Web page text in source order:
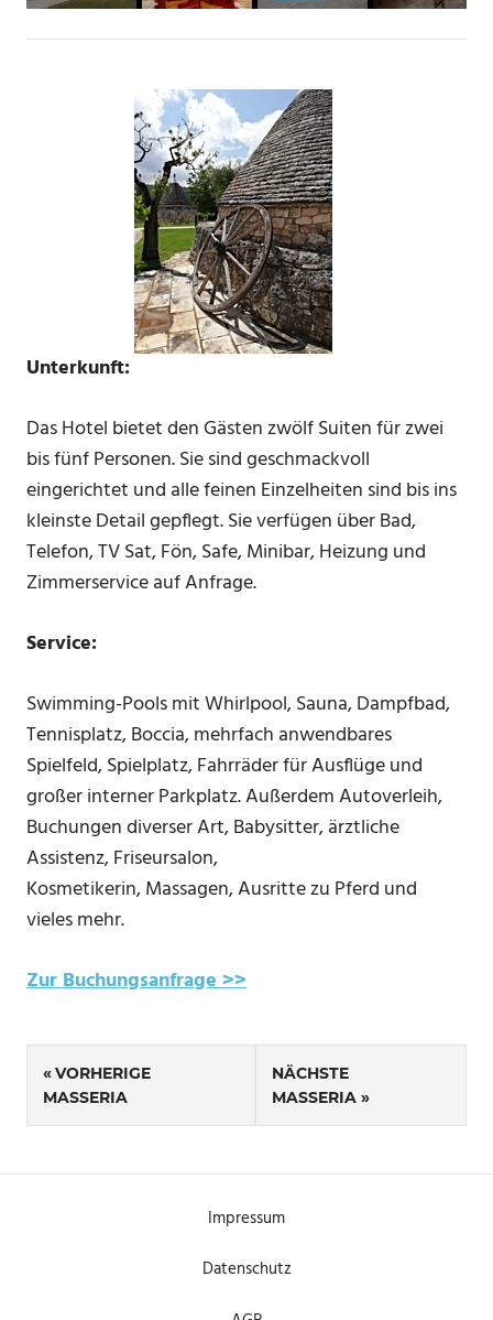
Unterkunft:
Das Hotel bietet den Gästen zwölf Suiten für zwei
bis fünf Personen. Sie sind geschmackvoll
eingerichtet und alle feinen Einzelheiten sind bis ins
kleinste Detail gepflegt. Sie verfügen über Bad,
Telefon, TV Sat, Fön, Safe, Minibar, Heizung und
Zimmerservice auf Anfrage.
Service:
Swimming-Pools mit Whirlpool, Sauna, Dampfbad,
Tennisplatz, Boccia, mehrfach anwendbares
Spielfeld, Spielplatz, Fahrräder für Ausflüge und
großer interner Parkplatz. Außerdem Autoverleih,
Buchungen diverser Art, Babysitter, ärztliche
Assistenz, Friseursalon,
Kosmetikerin, Massagen, Ausritte zu Pferd und
vieles mehr.
Zur Buchungsanfrage >>
Beitragsnavigation
VORHERIGE
MASSERIA
NÄCHSTE
MASSERIA
Impressum
Datenschutz